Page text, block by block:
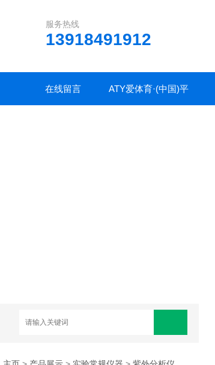
服务热线
13918491912
在线留言 ATY爱体育·(中国)平